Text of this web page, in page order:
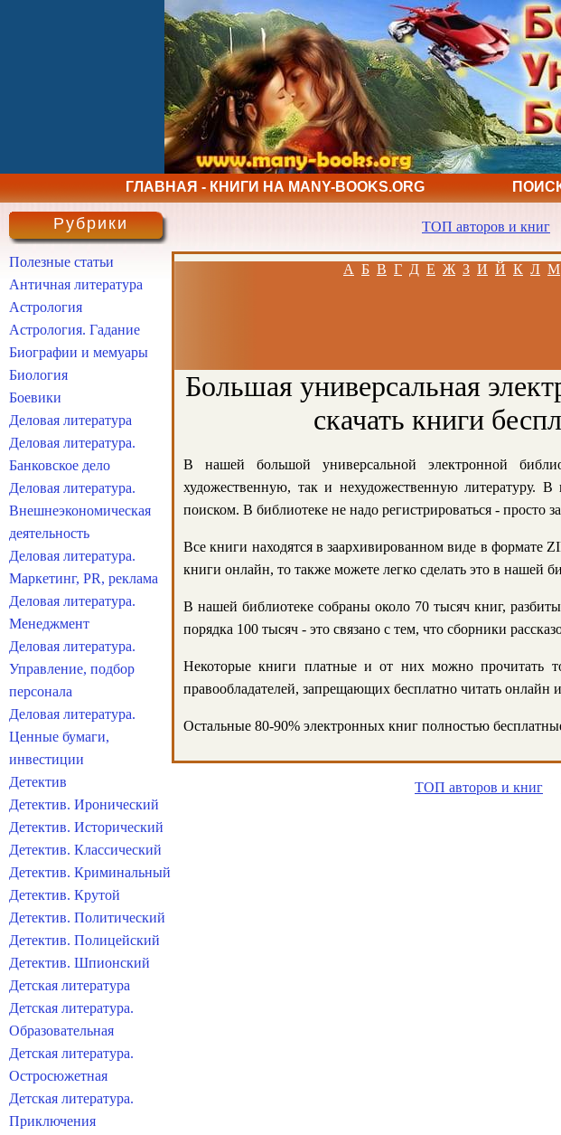
ГЛАВНАЯ - КНИГИ НА MANY-BOOKS.ORG
ТОП авторов и книг
А Б В Г Д Е Ж З И Й К Л М
Большая универсальная
скачать книги
В нашей большой универсальной электронной
художественную, так и нехудожественную литературу.
поиском. В библиотеке не надо регистрироваться - просто
Все книги находятся в заархивированном виде в формате
книги онлайн, то также можете легко сделать это в нашей
В нашей библиотеке собраны около 70 тысяч книг,
порядка 100 тысяч - это связано с тем, что сборники
Некоторые книги платные и от них можно прочитать
правообладателей, запрещающих бесплатно читать онлайн
Остальные 80-90% электронных книг полностью
ТОП авторов и книг
Рубрики
Полезные статьи
Античная литература
Астрология
Астрология. Гадание
Биографии и мемуары
Биология
Боевики
Деловая литература
Деловая литература.
Банковское дело
Деловая литература.
Внешнеэкономическая
деятельность
Деловая литература.
Маркетинг, PR, реклама
Деловая литература.
Менеджмент
Деловая литература.
Управление, подбор
персонала
Деловая литература.
Ценные бумаги,
инвестиции
Детектив
Детектив. Иронический
Детектив. Исторический
Детектив. Классический
Детектив. Криминальный
Детектив. Крутой
Детектив. Политический
Детектив. Полицейский
Детектив. Шпионский
Детская литература
Детская литература.
Образовательная
Детская литература.
Остросюжетная
Детская литература.
Приключения